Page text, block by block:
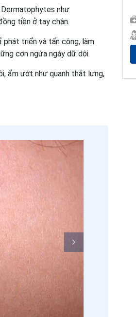
như
tiền ở tay chân.
phát triển và tấn công, làm
cơn ngứa ngáy dữ dội.
ẩm ướt như quanh thắt lưng,